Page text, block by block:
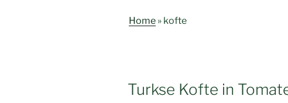
Home » kofte
Turkse Kofte in